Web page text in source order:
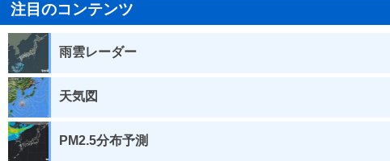
注目のコンテンツ
雨雲レーダー
天気図
PM2.5分布予測